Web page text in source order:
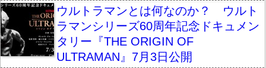
ウルトラマンとは何なのか？ ウルト
ラマンシリーズ60周年記念ドキュメン
タリー『THE ORIGIN OF
ULTRAMAN』7月3日公開